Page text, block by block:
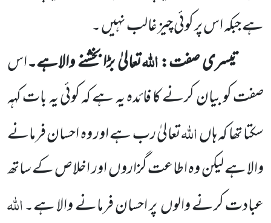
ہے جبکہ اس پر کوئی چیز غالب نہیں ۔
تیسری صفت:اللہتعالیٰ بڑا بخشنے والاہے۔اس
صفت کو بیان کرنے کا فائدہ یہ ہے کہ کوئی یہ بات کہہ
سکتا تھا کہ ہاںاللہتعالیٰ رب ہے اور وہ احسان فرمانے
والا ہے لیکن وہ اطاعت گزاروںاور اخلاص کے ساتھ
عبادت کرنے والوںپر احسان فرمانے والا ہے۔اللہ